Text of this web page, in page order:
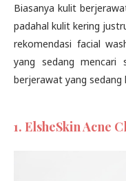
Biasanya kulit
padahal kulit kering
rekomendasi facial
yang sedang mencari
berjerawat yang sedang
1. ElsheSkin Acne